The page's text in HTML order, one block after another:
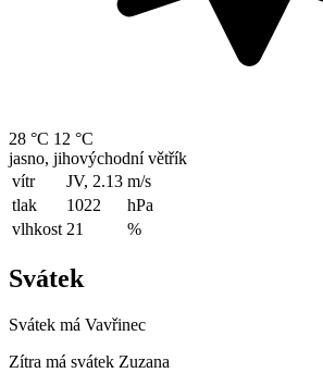
28 °C 12 °C
jasno, jihovýchodní větřík
vítr
JV, 2.13 m/s
tlak
1022
hPa
vlhkost 21 %
Svátek
Svátek má Vavřinec
Zítra má svátek Zuzana